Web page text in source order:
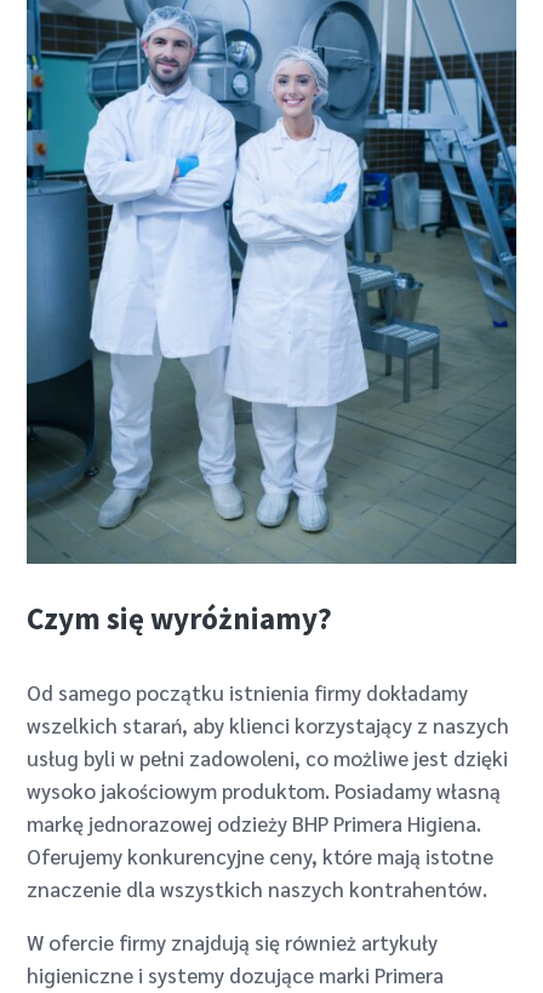
Czym się wyróżniamy?
Od samego początku istnienia firmy dokładamy
wszelkich starań, aby klienci korzystający z naszych
usług byli w pełni zadowoleni, co możliwe jest dzięki
wysoko jakościowym produktom. Posiadamy własną
markę jednorazowej odzieży BHP Primera Higiena.
Oferujemy konkurencyjne ceny, które mają istotne
znaczenie dla wszystkich naszych kontrahentów.
W ofercie firmy znajdują się również artykuły
higieniczne i systemy dozujące marki Primera